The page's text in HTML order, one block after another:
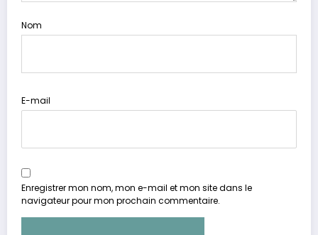
Nom
E-mail
Enregistrer mon nom, mon e-mail et mon site dans le
navigateur pour mon prochain commentaire.